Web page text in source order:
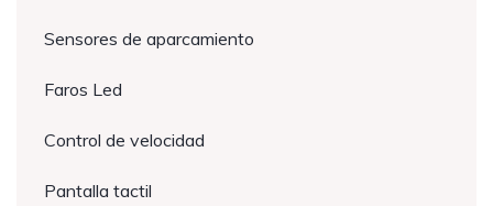
Sensores de aparcamiento
Faros Led
Control de velocidad
Pantalla tactil